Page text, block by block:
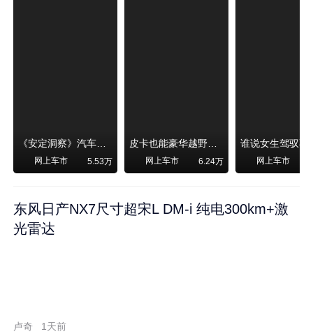
《安定洞察》汽车烧不烧油，和石油安全无关！
网上车市 5.53万
皮卡也能豪华越野！纵横F700上市，限时卖29.99万起
网上车市 6.24万 网上车市
东风日产NX7尺寸超宋L DM-i 纯电300km+激
光雷达
卢奇 1天前